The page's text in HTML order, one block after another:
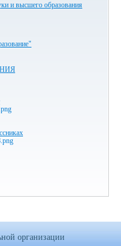
и высшего образования
организации